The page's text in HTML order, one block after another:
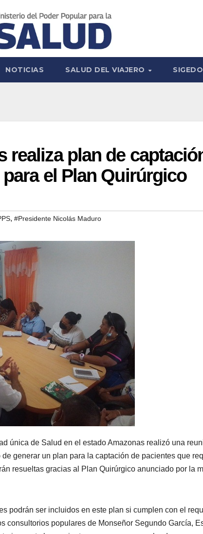
NOTICIAS SALUD DEL VIAJERO
realiza plan de
el Plan Quirúrgico
, #Presidente Nicolás Maduro
única de Salud en el estado Amazonas realizó una
de generar un plan para la captación de pacientes que
resueltas gracias al Plan Quirúrgico anunciado por la
podrán ser incluidos en este plan si cumplen con el
consultorios populares de Monseñor Segundo García,